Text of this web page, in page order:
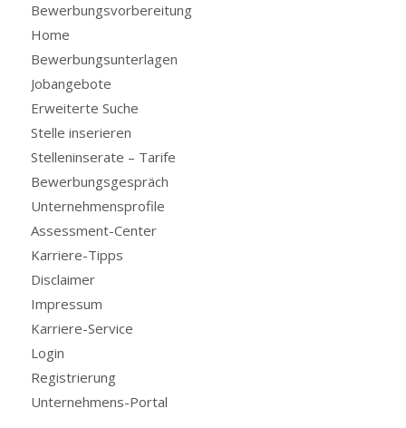
Bewerbungsvorbereitung
Home
Bewerbungsunterlagen
Jobangebote
Erweiterte Suche
Stelle inserieren
Stelleninserate – Tarife
Bewerbungsgespräch
Unternehmensprofile
Assessment-Center
Karriere-Tipps
Disclaimer
Impressum
Karriere-Service
Login
Registrierung
Unternehmens-Portal